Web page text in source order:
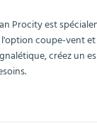
Procity est
coupe-vent
créez un